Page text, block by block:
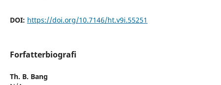
DOI: https://doi.org/10.7146/ht.v9i.55251
Forfatterbiografi
Th. B. Bang